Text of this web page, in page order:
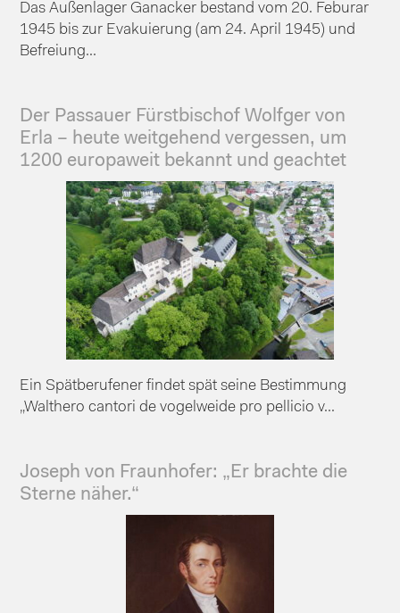
Das Außenlager Ganacker bestand vom 20. Feburar
1945 bis zur Evakuierung (am 24. April 1945) und
Befreiung...
Der Passauer Fürstbischof Wolfger von
Erla – heute weitgehend vergessen, um
1200 europaweit bekannt und geachtet
Ein Spätberufener findet spät seine Bestimmung
„Walthero cantori de vogelweide pro pellicio v...
Joseph von Fraunhofer: „Er brachte die
Sterne näher.“